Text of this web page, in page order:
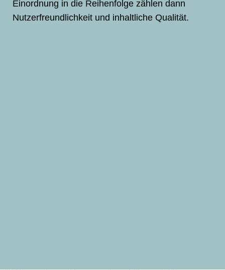
Einordnung in die Reihenfolge zählen dann
Nutzerfreundlichkeit und inhaltliche Qualität.